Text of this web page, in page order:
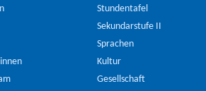
Stundentafel
Sekundarstufe II
Sprachen
Kultur
Gesellschaft